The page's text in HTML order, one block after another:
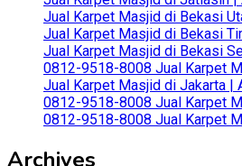
Jual Karpet Masjid di Bekasi
Jual Karpet Masjid di Bekasi
Jual Karpet Masjid di Bekasi
0812-9518-8008 Jual Karpet
Jual Karpet Masjid di Jakarta
0812-9518-8008 Jual Karpet
0812-9518-8008 Jual Karpet
Archives